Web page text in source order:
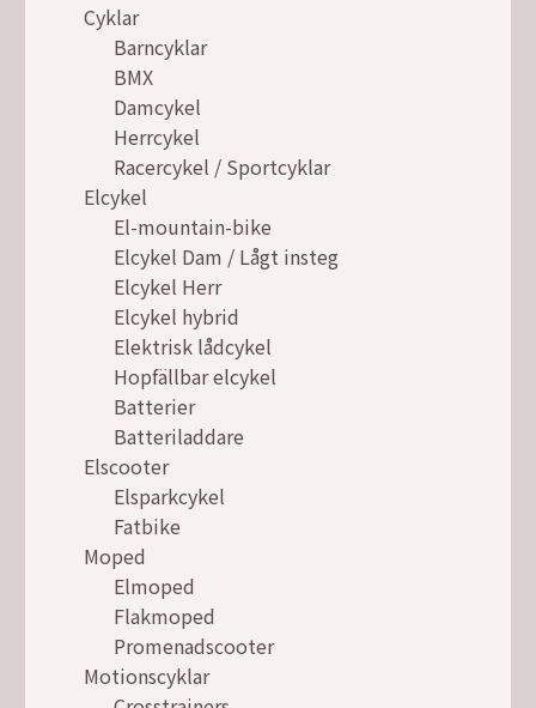
Cyklar
Barncyklar
BMX
Damcykel
Herrcykel
Racercykel / Sportcyklar
Elcykel
El-mountain-bike
Elcykel Dam / Lågt insteg
Elcykel Herr
Elcykel hybrid
Elektrisk lådcykel
Hopfällbar elcykel
Batterier
Batteriladdare
Elscooter
Elsparkcykel
Fatbike
Moped
Elmoped
Flakmoped
Promenadscooter
Motionscyklar